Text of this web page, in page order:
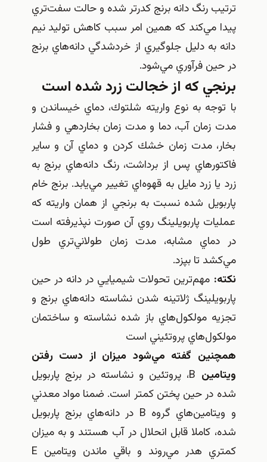
ترتيب رنگ دانه برنج كدرتر شده و حالت سفت‌تري
پيدا مي‌كند كه همين امر سبب كاهش توليد نيم
دانه به دليل جلوگيري از خردشدگي دانه‌هاي برنج
در حين فرآوري مي‌شود.
برنجي كه از خجالت زرد شده است
با توجه به نوع واريته شلتوك، دماي خيساندن و
مدت زمان آب، دما و مدت زمان بخاردهي و فشار
بخار، مدت زمان خشك كردن و دماي آن و ساير
فاكتورهاي پس از برداشت، رنگ دانه‌هاي برنج به
زرد يا زرد مايل به قهوه‌اي تغيير مي‌يابد. برنج خام
پاربويل شده نسبت به برنجي از همان واريته كه
عمليات پاربويلينگ روي آن صورت نپذيرفته است
در دماي مشابه، مدت زمان طولاني‌تري طول
مي‌كشد تا بپزد.
نكته: مهم‌ترين تحولات شيميايي در دانه در حين
پاربويلينگ ژلاتينه شدن نشاسته دانه‌هاي برنج و
تجزيه مولكول‌هاي باز شده نشاسته و ساختمان
مولكول‌هاي پروتئيني است
همچنين گفته مي‌شود ميزان از دست رفتن
ويتامين
B، پروتئين و نشاسته در برنج پاربويل
شده در حين پختن كمتر است. ضمنا مواد معدني
و ويتامين‌هاي گروه B در دانه‌هاي برنج پاربويل
شده، كاملا قابل انحلال در آب هستند و به ميزان
كمتري هدر مي‌روند و باقي ماندن ويتامين E